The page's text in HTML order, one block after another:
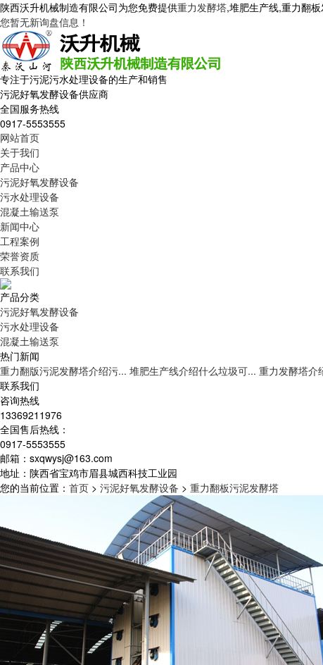
陕西沃升机械制造有限公司为您免费提供重力发酵塔,堆肥生产线,重力翻
您暂无新询盘信息！
专注于污泥污水处理设备的生产和销售
污泥好氧发酵设备供应商
全国服务热线
0917-5553555
网站首页
关于我们
产品中心
污泥好氧发酵设备
污水处理设备
混凝土输送泵
新闻中心
工程案例
荣誉资质
联系我们
产品分类
污泥好氧发酵设备
污水处理设备
混凝土输送泵
热门新闻
重力翻版污泥发酵塔介绍污... 堆肥生产线介绍什么垃圾可... 重力发酵塔介
联系我们
咨询热线
13369211976
全国售后热线：
0917-5553555
邮箱：sxqwysj@163.com
地址：陕西省宝鸡市眉县城西科技工业园
您的当前位置： 首页 > 污泥好氧发酵设备 > 重力翻板污泥发酵塔